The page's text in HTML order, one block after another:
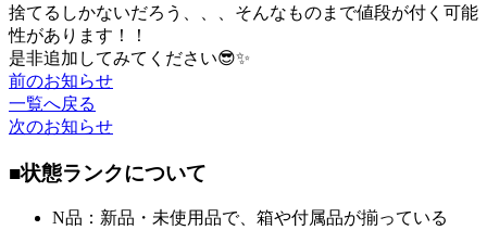
捨てるしかないだろう、、、そんなものまで値段が付く可能
性があります！！
是非追加してみてください😎✨
前のお知らせ
一覧へ戻る
次のお知らせ
■状態ランクについて
N品：新品・未使用品で、箱や付属品が揃っている